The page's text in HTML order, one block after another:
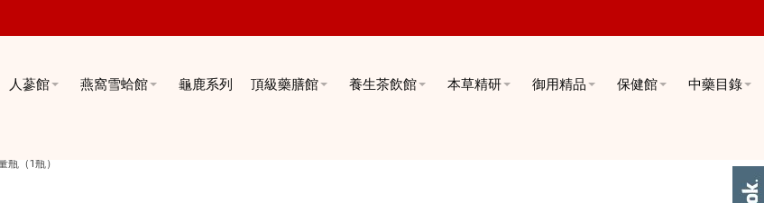
人蔘館 燕窩雪蛤館 龜鹿系列 頂級藥膳館 養生茶飲館 本草精研 御用精品 保健館 中藥目錄
瓶（1瓶）